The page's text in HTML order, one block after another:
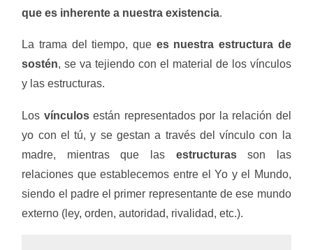
que es inherente a nuestra existencia.
La trama del tiempo, que es nuestra estructura de
sostén, se va tejiendo con el material de los vínculos
y las estructuras.
Los vínculosestán representados por la relación del
yo con el tú, y se gestan a través del vínculo con la
madre, mientras que las estructurasson las
relaciones que establecemos entre el Yo y el Mundo,
siendo el padre el primer representante de ese mundo
externo (ley, orden, autoridad, rivalidad, etc.).